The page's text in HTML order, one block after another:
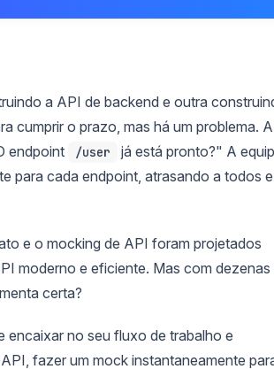
a API de backend e outra
cumprir o prazo, mas há um problema. A
endpoint
/user
já está pronto?" A
para cada endpoint, atrasando a todos e
e o mocking de API foram projetados
moderno e eficiente. Mas com dezenas
certa?
encaixar no seu fluxo de trabalho e
fazer um mock instantaneamente